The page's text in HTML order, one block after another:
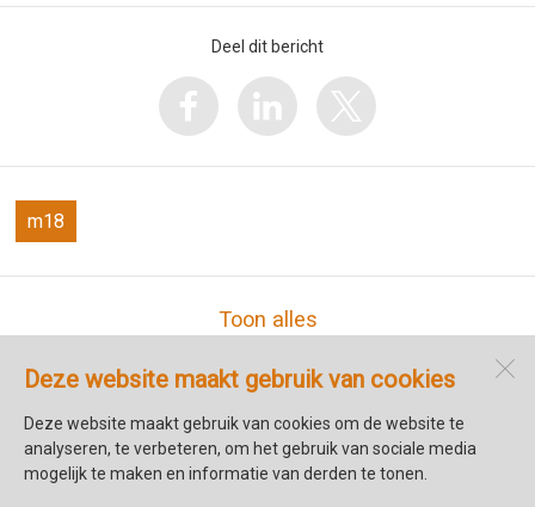
Deze website maakt gebruik van cookies
Deze website maakt gebruik van cookies om de website te
analyseren, te verbeteren, om het gebruik van sociale media
mogelijk te maken en informatie van derden te tonen.
Deel dit bericht
m18
Toon alles
Torenstraat 1
1741 CB Schagen